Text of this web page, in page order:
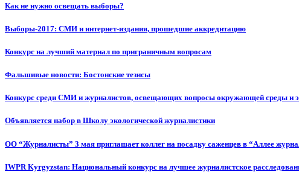
Как не нужно освещать выборы?
Выборы-2017: СМИ и интернет-издания, прошедшие аккредитацию
Конкурс на лучший материал по приграничным вопросам
Фальшивые новости: Бостонские тезисы
Конкурс среди СМИ и журналистов, освещающих вопросы окружающей среды и
Объявляется набор в Школу экологической журналистики
ОО “Журналисты” 3 мая приглашает коллег на посадку саженцев в “Аллее
IWPR Kyrgyzstan: Национальный конкурс на лучшее журналистское